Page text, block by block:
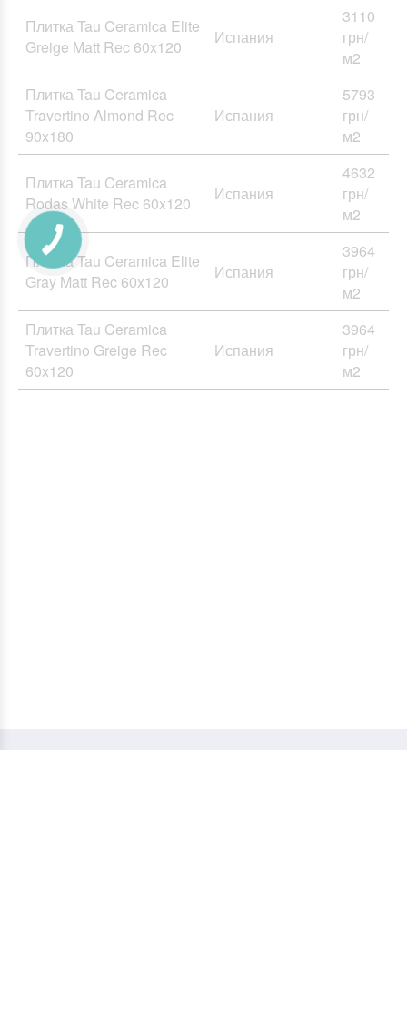
Плитка Tau Ceramica Elite
Greige Matt Rec 60x120
Испания
3110
грн/
м2
Плитка Tau Ceramica
Travertino Almond Rec
90x180
Испания
5793
грн/
м2
Плитка Tau Ceramica
Rodas White Rec 60x120
Испания
4632
грн/
м2
Плитка Tau Ceramica Elite
Gray Matt Rec 60x120
Испания
3964
грн/
м2
Плитка Tau Ceramica
Travertino Greige Rec
60x120
Испания
3964
грн/
м2